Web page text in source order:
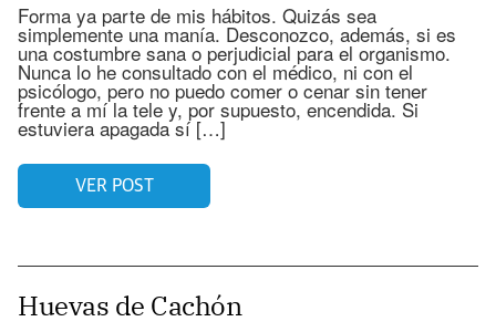
Forma ya parte de mis hábitos. Quizás sea
simplemente una manía. Desconozco, además, si es
una costumbre sana o perjudicial para el organismo.
Nunca lo he consultado con el médico, ni con el
psicólogo, pero no puedo comer o cenar sin tener
frente a mí la tele y, por supuesto, encendida. Si
estuviera apagada sí […]
VER POST
Huevas de Cachón